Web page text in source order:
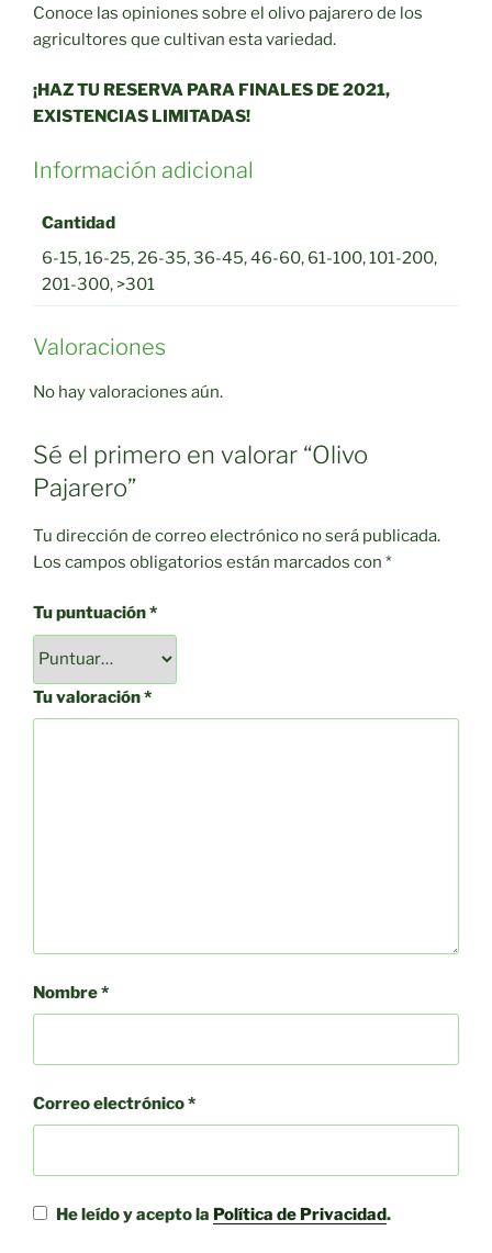
Conoce las opiniones sobre el olivo pajarero de los
agricultores que cultivan esta variedad.
¡HAZ TU RESERVA PARA FINALES DE 2021,
EXISTENCIAS LIMITADAS!
Información adicional
Cantidad
6-15, 16-25, 26-35, 36-45, 46-60, 61-100, 101-200,
201-300, >301
Valoraciones
No hay valoraciones aún.
Sé el primero en valorar “Olivo
Pajarero”
Tu dirección de correo electrónico no será publicada.
Los campos obligatorios están marcados con *
Tu puntuación*
Tu valoración*
Nombre*
Correo electrónico*
He leído y acepto la Política de Privacidad.